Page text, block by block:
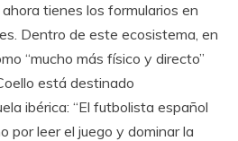
tienes los formularios en
Dentro de este ecosistema, en
“mucho más físico y directo”
está destinado
ibérica: “El futbolista español
por leer el juego y dominar la